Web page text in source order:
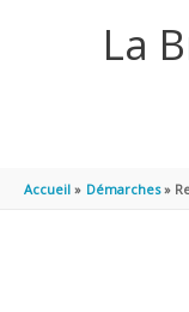
La
Accueil Démarches